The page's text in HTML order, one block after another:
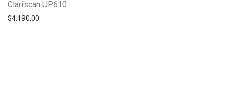
Clariscan UP610
$4.190,00